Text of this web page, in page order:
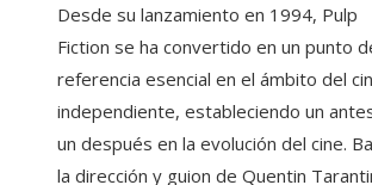
Desde su lanzamiento en 1994, Pulp
Fiction se ha convertido en un punto
referencia esencial en el ámbito del
independiente, estableciendo un
un después en la evolución del cine.
la dirección y guion de Quentin